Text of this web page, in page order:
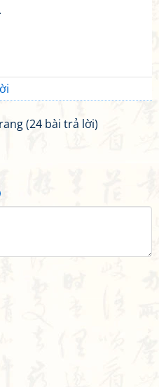
(24 bài trả lời)